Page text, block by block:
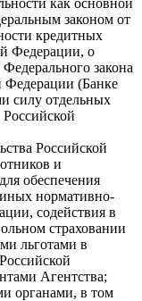
законом от
кредитных
Федерации, о
закона
Федерации (Банке
силу отдельных
Российской
и
обеспечения
нормативно-
содействия в
страховании
льготами в
Агентства;
органами, в том